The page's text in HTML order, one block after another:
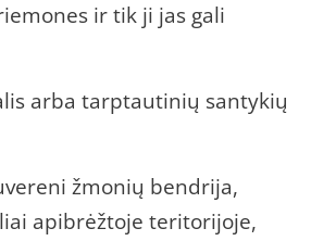
ir tik ji jas gali
arba tarptautinių santykių
žmonių bendrija,
apibrėžtoje teritorijoje,